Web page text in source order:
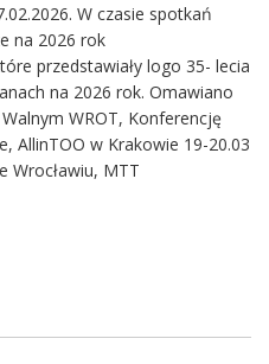
W czasie spotkań
na 2026 rok
przedstawiały logo 35- lecia
na 2026 rok. Omawiano
WROT, Konferencję
AllinTOO w Krakowie 19-20.03
Wrocławiu, MTT